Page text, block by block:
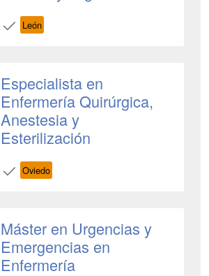
León
Especialista en
Enfermería Quirúrgica,
Anestesia y
Esterilización
Oviedo
Máster en Urgencias y
Emergencias en
Enfermería